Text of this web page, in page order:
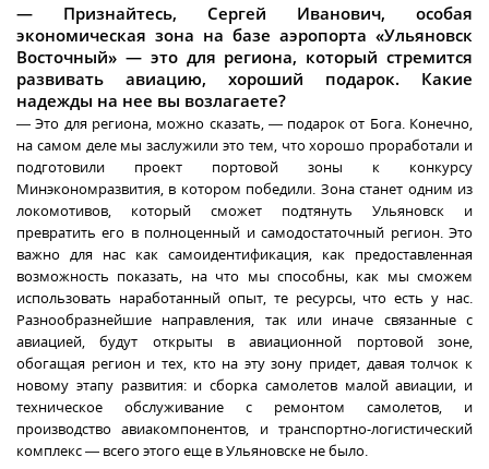
— Признайтесь, Сергей Иванович, особая
экономическая зона на базе аэропорта «Ульяновск
Восточный» — это для региона, который стремится
развивать авиацию, хороший подарок. Какие
надежды на нее вы возлагаете?
— Это для региона, можно сказать, — подарок от Бога. Конечно,
на самом деле мы заслужили это тем, что хорошо проработали и
подготовили проект портовой зоны к конкурсу
Минэкономразвития, в котором победили. Зона станет одним из
локомотивов, который сможет подтянуть Ульяновск и
превратить его в полноценный и самодостаточный регион. Это
важно для нас как самоидентификация, как предоставленная
возможность показать, на что мы способны, как мы сможем
использовать наработанный опыт, те ресурсы, что есть у нас.
Разнообразнейшие направления, так или иначе связанные с
авиацией, будут открыты в авиационной портовой зоне,
обогащая регион и тех, кто на эту зону придет, давая толчок к
новому этапу развития: и сборка самолетов малой авиации, и
техническое обслуживание с ремонтом самолетов, и
производство авиакомпонентов, и транспортно-логистический
комплекс — всего этого еще в Ульяновске не было.